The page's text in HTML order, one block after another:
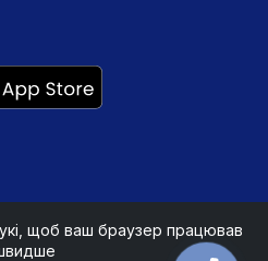
щоб ваш браузер працював